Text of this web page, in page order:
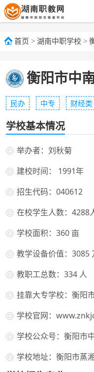
首页 > 湖南中职学校 >
衡阳市中
民办 中专 财经类
学校基本情况
举办者：刘秋菊
建校时间： 1991年
招生代码：040612
在校学生人数：4288
学校面积：360 亩
教学设备价值：3085
教职工总数：334 人
挂靠大专学校：衡阳
学校官网：
学校公众号：衡阳市
学校地址：衡阳市蒸